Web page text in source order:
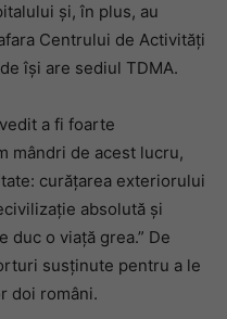
și, în plus, au
Centrului de Activități
își are sediul TDMA.
a fi foarte
mândri de acest lucru,
curățarea exteriorului
absolută și
duc o viață grea.” De
susținute pentru a le
doi români.